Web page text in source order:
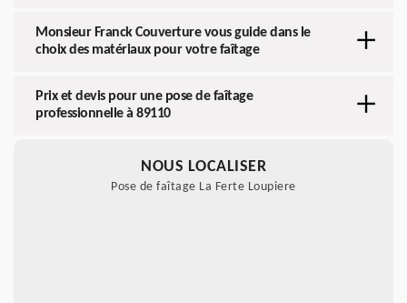
Monsieur Franck Couverture vous guide dans le
choix des matériaux pour votre faîtage
Prix et devis pour une pose de faîtage
professionnelle à 89110
NOUS LOCALISER
Pose de faîtage La Ferte Loupiere